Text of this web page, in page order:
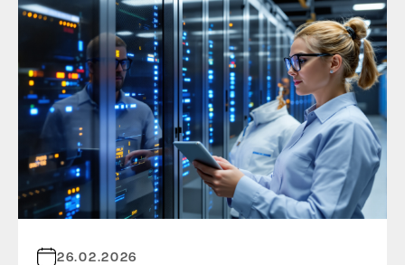
26.02.2026